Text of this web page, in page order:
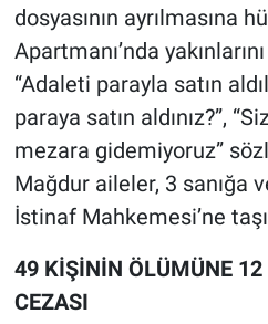
dosyasının ayrılmasına
Apartmanı’nda
“Adaleti parayla satın
paraya satın aldınız?”,
mezara gidemiyoruz”
Mağdur aileler, 3 sanığa
İstinaf Mahkemesi’ne
49 KİŞİNİN ÖLÜMÜNE
CEZASI